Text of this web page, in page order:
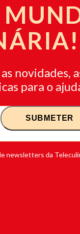
novidades,
para o
newsletters da